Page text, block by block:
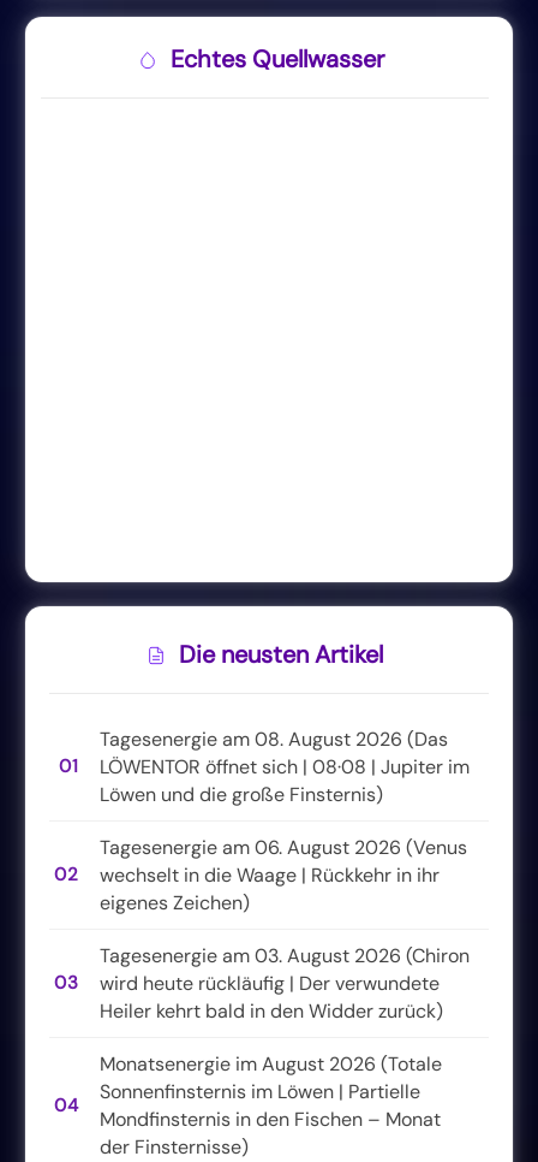
Echtes Quellwasser
Die neusten Artikel
01
Tagesenergie am 08. August 2026 (Das
LÖWENTOR öffnet sich | 08·08 | Jupiter im
Löwen und die große Finsternis)
02
Tagesenergie am 06. August 2026 (Venus
wechselt in die Waage | Rückkehr in ihr
eigenes Zeichen)
03
Tagesenergie am 03. August 2026 (Chiron
wird heute rückläufig | Der verwundete
Heiler kehrt bald in den Widder zurück)
04
Monatsenergie im August 2026 (Totale
Sonnenfinsternis im Löwen | Partielle
Mondfinsternis in den Fischen – Monat
der Finsternisse)